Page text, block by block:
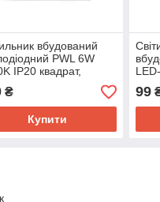
вбудований
PWL 6W
IP20 квадрат,
₴
Купити
99